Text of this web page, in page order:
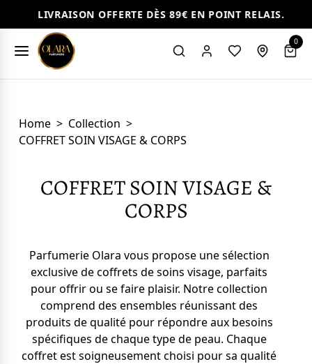
LIVRAISON OFFERTE DÈS 89€ EN POINT RELAIS.
0
Home > Collection >
COFFRET SOIN VISAGE & CORPS
COFFRET SOIN VISAGE &
CORPS
Parfumerie Olara vous propose une sélection
exclusive de coffrets de soins visage, parfaits
pour offrir ou se faire plaisir. Notre collection
comprend des ensembles réunissant des
produits de qualité pour répondre aux besoins
spécifiques de chaque type de peau. Chaque
coffret est soigneusement choisi pour sa qualité